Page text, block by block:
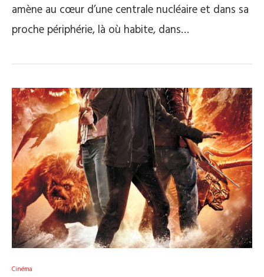
amène au cœur d’une centrale nucléaire et dans sa
proche périphérie, là où habite, dans…
Cinéma